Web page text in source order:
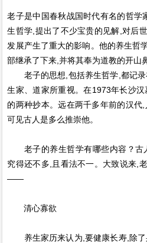
老子是中国春秋战国时代有名的哲学
生哲学,提出了不少宝贵的见解,对后
发展产生了重大的影响。他的养生哲
部继承了下来,并将其奉为道教的开山
老子的思想,包括养生哲学,都记录
生家、道家所重视。在1973年长沙汉
的两种抄本。远在两千多年前的汉代
可见古人是多么推崇他。
老子的养生哲学有哪些内容？古
究得还不多,且看法不一。大致说来,
——
清心寡欲
养生家历来认为,要健康长寿,除了